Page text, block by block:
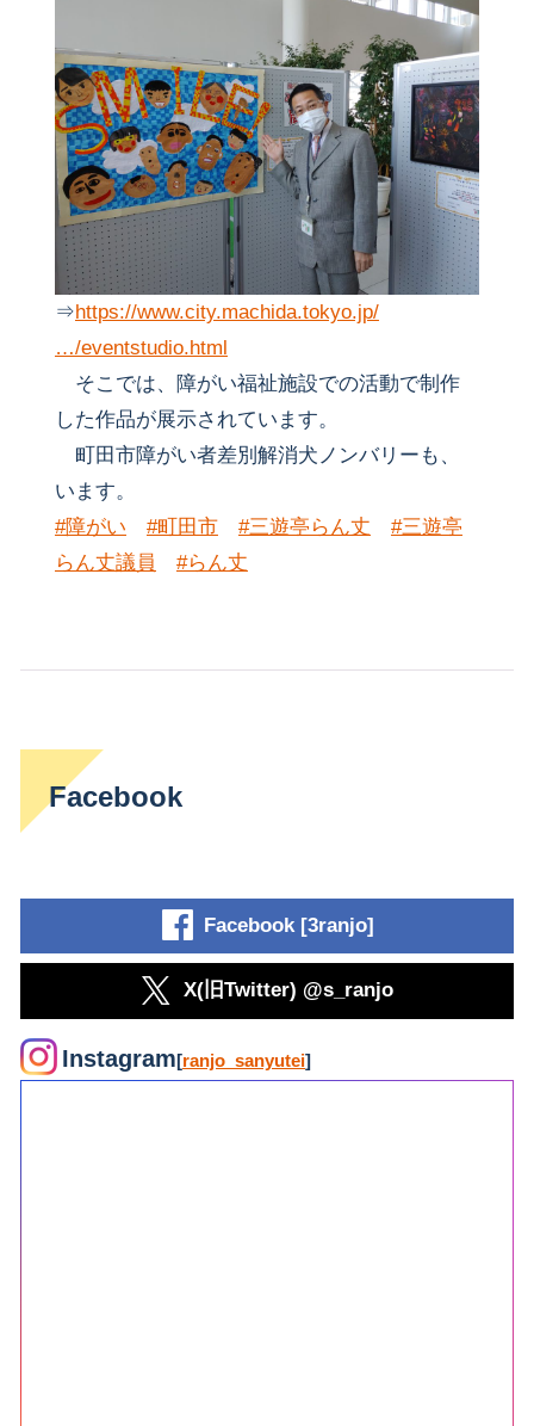
⇒https://www.city.machida.tokyo.jp/
…/eventstudio.html
そこでは、障がい福祉施設での活動で制作
した作品が展示されています。
町田市障がい者差別解消犬ノンバリーも、
います。
#障がい
#町田市 #三遊亭らん丈
#三遊亭
らん丈議員
#らん丈
Facebook
Facebook [3ranjo]
X(旧Twitter) @s_ranjo
Instagram[ranjo_sanyutei]